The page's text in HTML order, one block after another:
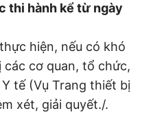
thi hành kể từ ngày
hiện, nếu có khó
cơ quan, tổ chức,
tế (Vụ Trang thiết bị
xét, giải quyết./.